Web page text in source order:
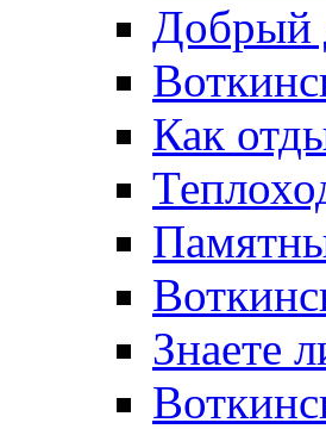
Добрый
Как
Знаете